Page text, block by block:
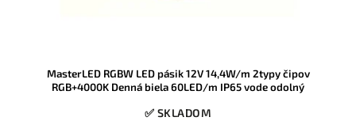
MasterLED RGBW LED pásik 12V 14,4W/m 2typy čipov
RGB+4000K Denná biela 60LED/m IP65 vode odolný
✅ SKLADOM